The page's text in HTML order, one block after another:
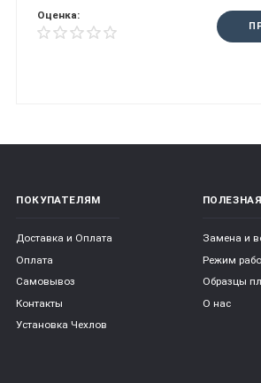
Оценка:
ПОКУПАТЕЛЯМ
Доставка и Оплата
Оплата
Самовывоз
Контакты
Установка Чехлов
Замена и
Режим
Образцы
О нас